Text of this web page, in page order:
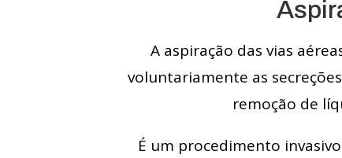
A aspiração das vias
voluntariamente as
remoção de
É um procedimento